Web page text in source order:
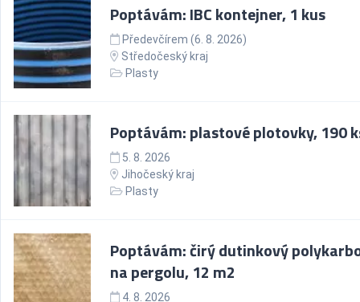
Poptávám: IBC kontejner, 1 kus
Předevčírem (6. 8. 2026)
Středočeský kraj
Plasty
Poptávám: plastové plotovky, 190
5. 8. 2026
Jihočeský kraj
Plasty
Poptávám: čirý dutinkový
na pergolu, 12 m2
4. 8. 2026